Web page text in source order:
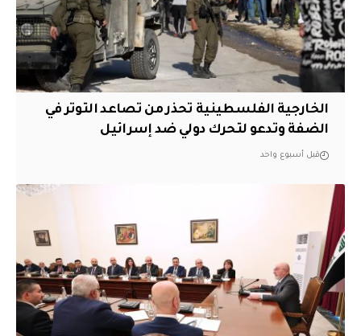
الخارجية الفلسطينية تحذر من تصاعد التوتر في
الضفة وتدعو لتحرك دولي ضد إسرائيل
قبل أسبوع واحد